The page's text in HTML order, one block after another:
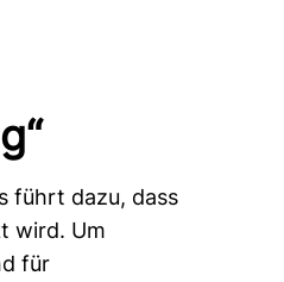
führt dazu, dass
wird. Um
für